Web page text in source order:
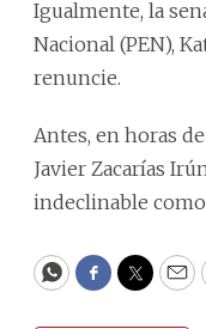
Igualmente, la
Nacional (PEN),
renuncie.
Antes, en horas
Javier Zacarías
indeclinable
WhatsApp
Facebook